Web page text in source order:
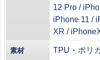
12 Pro /
iPhone 11 /
XR /
素材 TPU・ポリ